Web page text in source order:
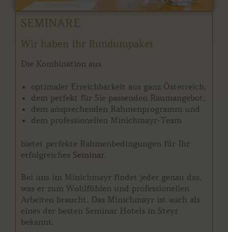
SEMINARE
Wir haben Ihr Rundumpaket
Die Kombination aus
optimaler Erreichbarkeit aus ganz Österreich,
dem perfekt für Sie passenden Raumangebot,
dem ansprechenden Rahmenprogramm und
dem professionellen Minichmayr-Team
bietet perfekte Rahmenbedingungen für Ihr
erfolgreiches Seminar.
Bei uns im Minichmayr findet jeder genau das,
was er zum Wohlfühlen und professionellen
Arbeiten braucht. Das Minichmayr ist auch als
eines der besten Seminar Hotels in Steyr
bekannt.